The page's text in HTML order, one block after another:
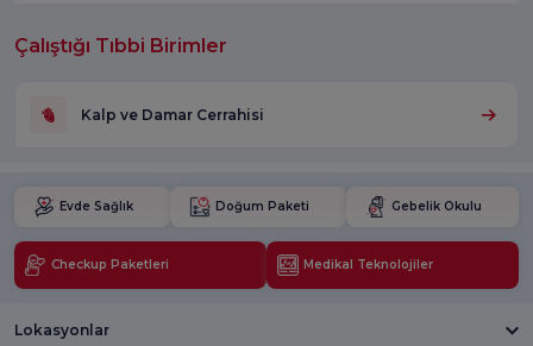
Çalıştığı Tıbbi Birimler
Kalp ve Damar Cerrahisi
Evde Sağlık Doğum Paketi Gebelik Okulu
Checkup Paketleri Medikal Teknolojiler
Lokasyonlar